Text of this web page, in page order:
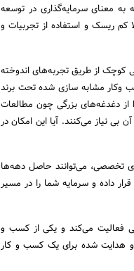
به معنای سرمایه‌گذاری در توسعه
ریسک و استفاده از تجربیات و
کوچک از طریق تجربه‌های اندوخته
وکار مشابه سازی شده تحت برند
از دغدغه‌های بزرگی چون مطالعات
بی نیاز می‌کنند. آیا این امکان در
تخصصی، می‌توانند حاصل دهه‌ها
داده و سرمایه شما را در مسیر
فعالیت می‌کند و یکی از کسب و
هدایت شده برای یک کسب و کار